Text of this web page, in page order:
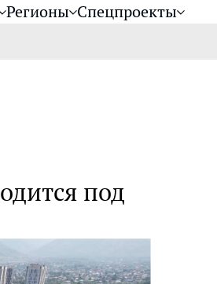
Регионы Спецпроекты
под